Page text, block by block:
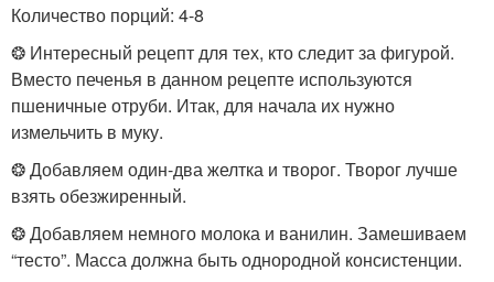
Количество порций: 4-8
❂ Интересный рецепт для тех, кто следит за фигурой.
Вместо печенья в данном рецепте используются
пшеничные отруби. Итак, для начала их нужно
измельчить в муку.
❂ Добавляем один-два желтка и творог. Творог лучше
взять обезжиренный.
❂ Добавляем немного молока и ванилин. Замешиваем
“тесто”. Масса должна быть однородной консистенции.